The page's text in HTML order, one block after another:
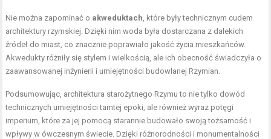
Nie można zapominać o akweduktach , które były technicznym cudem
architektury rzymskiej. Dzięki nim woda była dostarczana z dalekich
źródeł do miast, co znacznie poprawiało jakość życia mieszkańców.
Akwedukty różniły się stylem i wielkością, ale ich obecność świadczyła o
zaawansowanej inżynierii i umiejętności budowlanej Rzymian.
Podsumowując, architektura starożytnego Rzymu to nie tylko dowód
technicznych umiejętności tamtej epoki, ale również wyraz potęgi
imperium, które za jej pomocą starannie budowało swoją tożsamość i
wpływy w ówczesnym świecie. Dzięki różnorodności i monumentalności